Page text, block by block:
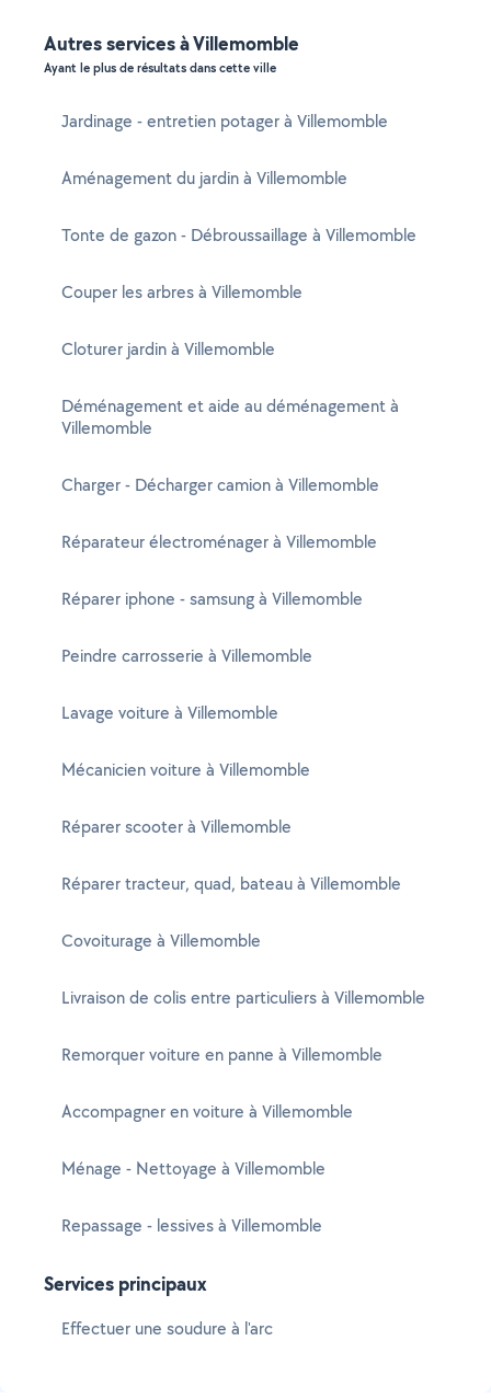
Autres services à Villemomble
Ayant le plus de résultats dans cette ville
Jardinage - entretien potager à Villemomble
Aménagement du jardin à Villemomble
Tonte de gazon - Débroussaillage à Villemomble
Couper les arbres à Villemomble
Cloturer jardin à Villemomble
Déménagement et aide au déménagement à
Villemomble
Charger - Décharger camion à Villemomble
Réparateur électroménager à Villemomble
Réparer iphone - samsung à Villemomble
Peindre carrosserie à Villemomble
Lavage voiture à Villemomble
Mécanicien voiture à Villemomble
Réparer scooter à Villemomble
Réparer tracteur, quad, bateau à Villemomble
Covoiturage à Villemomble
Livraison de colis entre particuliers à Villemomble
Remorquer voiture en panne à Villemomble
Accompagner en voiture à Villemomble
Ménage - Nettoyage à Villemomble
Repassage - lessives à Villemomble
Services principaux
Effectuer une soudure à l'arc